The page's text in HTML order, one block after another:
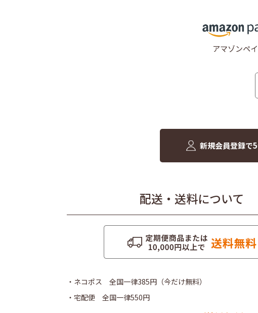
アマゾンペイ
新規会員登録で
配送・送料について
・ネコポス 全国一律385円（今だけ無料）
・宅配便 全国一律550円